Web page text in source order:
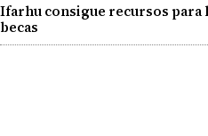
Ifarhu consigue recursos para
becas